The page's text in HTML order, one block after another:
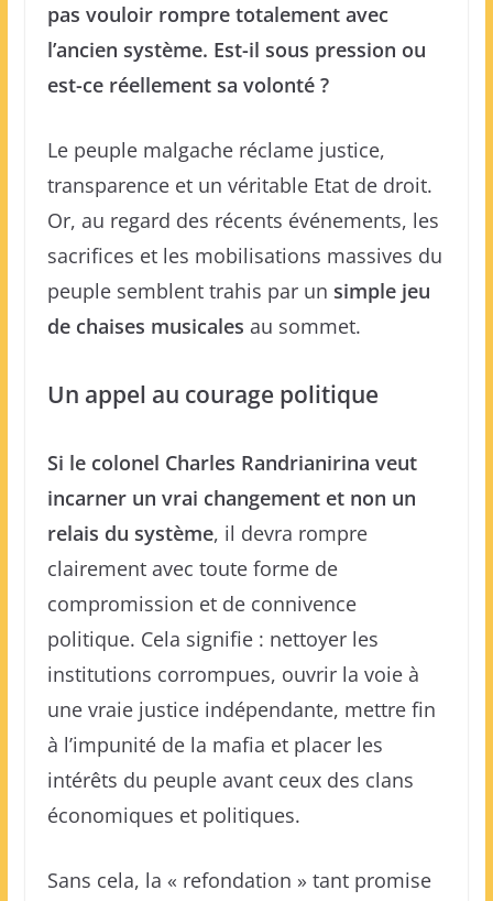
pas vouloir rompre totalement avec
l’ancien système. Est-il sous pression ou
est-ce réellement sa volonté ?
Le peuple malgache réclame justice,
transparence et un véritable Etat de droit.
Or, au regard des récents événements, les
sacrifices et les mobilisations massives du
peuple semblent trahis par un simple jeu
de chaises musicales au sommet.
Un appel au courage politique
Si le colonel Charles Randrianirina veut
incarner un vrai changement et non un
relais du système, il devra rompre
clairement avec toute forme de
compromission et de connivence
politique. Cela signifie : nettoyer les
institutions corrompues, ouvrir la voie à
une vraie justice indépendante, mettre fin
à l’impunité de la mafia et placer les
intérêts du peuple avant ceux des clans
économiques et politiques.
Sans cela, la « refondation » tant promise